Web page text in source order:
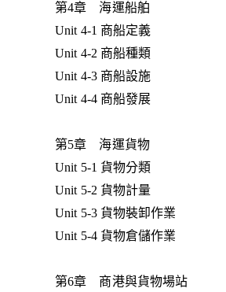
第4章 海運船舶
Unit 4-1 商船定義
Unit 4-2 商船種類
Unit 4-3 商船設施
Unit 4-4 商船發展
第5章 海運貨物
Unit 5-1 貨物分類
Unit 5-2 貨物計量
Unit 5-3 貨物裝卸作業
Unit 5-4 貨物倉儲作業
第6章 商港與貨物場站